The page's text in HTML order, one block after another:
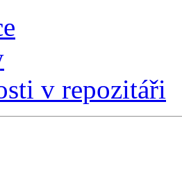
v repozitáři